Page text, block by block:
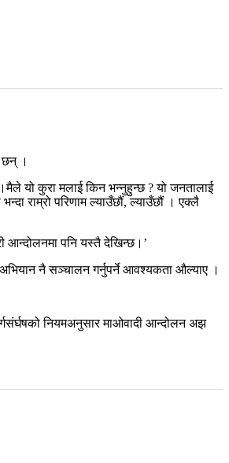
छन् ।
यो कुरा मलाई किन भन्नुहुन्छ ? यो जनतालाई
राम्रो परिणाम ल्याउँछौं, ल्याउँछौं । एक्लै
आन्दोलनमा पनि यस्तै देखिन्छ।’
नै सञ्चालन गर्नुपर्ने आवश्यकता औल्याए ।
नियमअनुसार माओवादी आन्दोलन अझ